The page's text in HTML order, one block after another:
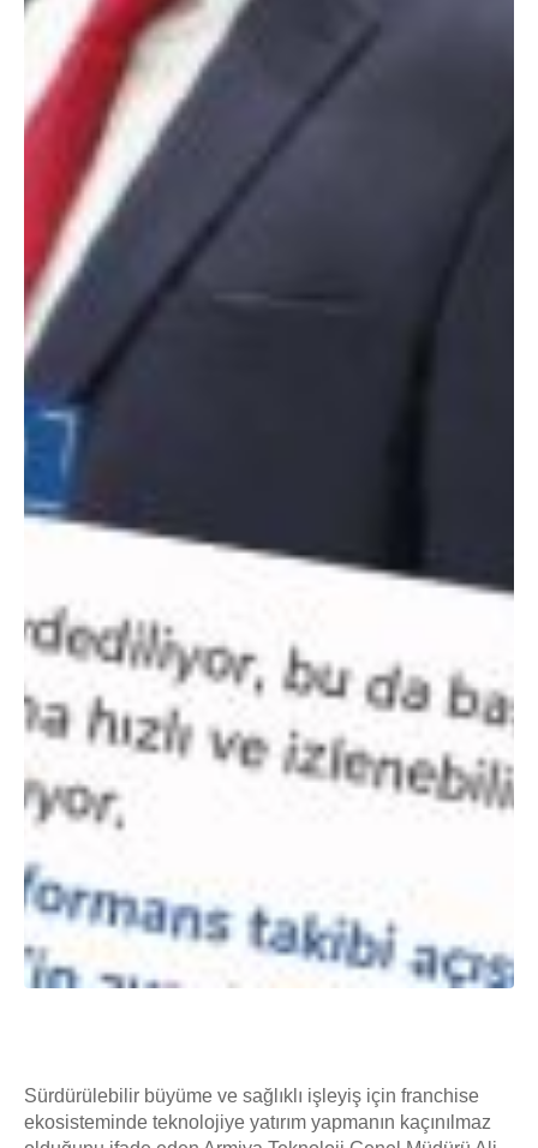
Sürdürülebilir büyüme ve sağlıklı işleyiş için franchise
ekosisteminde teknolojiye yatırım yapmanın kaçınılmaz